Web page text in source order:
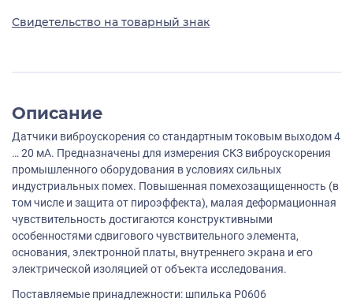
Свидетельство на товарный знак
Описание
Датчики виброускорения со стандартным токовым выходом 4
… 20 мА. Предназначены для измерения СКЗ виброускорения
промышленного оборудования в условиях сильных
индустриальных помех. Повышенная помехозащищенность (в
том числе и защита от пироэффекта), малая деформационная
чувствительность достигаются конструктивными
особенностями сдвигового чувствительного элемента,
основания, электронной платы, внутреннего экрана и его
электрической изоляцией от объекта исследования.
Поставляемые принадлежности: шпилька P0606